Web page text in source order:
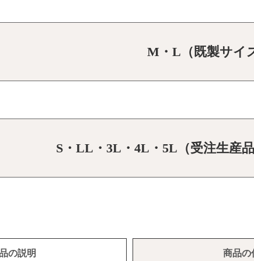
M・L（既製サイ
S・LL・3L・4L・5L（受注生産
の説明 商品の